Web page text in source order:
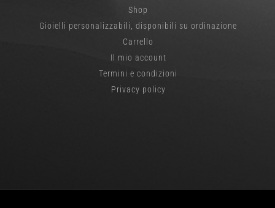
Shop
Gioielli personalizzabili, disponibili su ordinazione
Carrello
Il mio account
Termini e condizioni
Privacy policy